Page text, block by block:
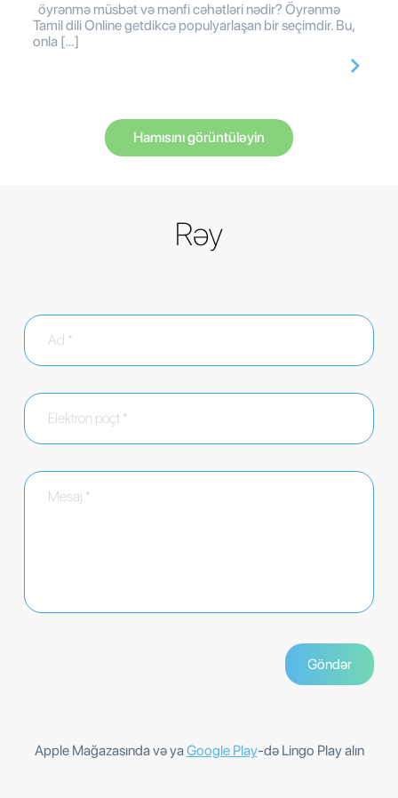
öyrənmə müsbət və mənfi cəhətləri nədir? Öyrənmə
Tamil dili Online getdikcə populyarlaşan bir seçimdir. Bu,
onla […]
Hamısını görüntüləyin
Rəy
Apple Mağazasında və yaGoogle Play-də Lingo Play alın